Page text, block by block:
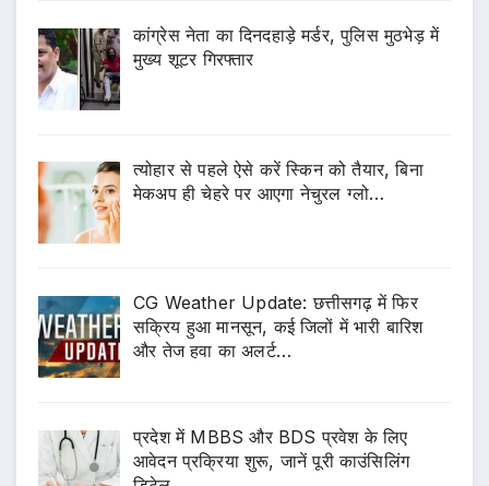
कांग्रेस नेता का दिनदहाड़े मर्डर, पुलिस मुठभेड़ में
मुख्य शूटर गिरफ्तार
त्योहार से पहले ऐसे करें स्किन को तैयार, बिना
मेकअप ही चेहरे पर आएगा नेचुरल ग्लो…
CG Weather Update: छत्तीसगढ़ में फिर
सक्रिय हुआ मानसून, कई जिलों में भारी बारिश
और तेज हवा का अलर्ट…
प्रदेश में MBBS और BDS प्रवेश के लिए
आवेदन प्रक्रिया शुरू, जानें पूरी काउंसिलिंग